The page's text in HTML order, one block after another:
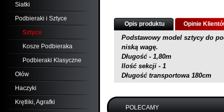
Siatki
Podbieraki i Sztyce
Sztyce
Kosze Podbieraka
Podbieraki Klasyczne
Ołów
Haczyki
Krętliki, Agrafki
Opis produktu Opinie
Podstawowy model sztycy do
niską wagę.
Długość - 1,80m
Ilość sekcji - 1
Długość transportowa 180cm
POLECAMY